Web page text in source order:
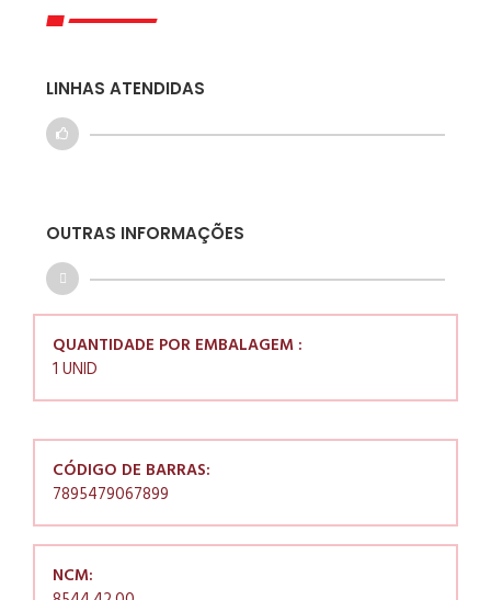
LINHAS ATENDIDAS
OUTRAS INFORMAÇÕES
QUANTIDADE POR EMBALAGEM :
1 UNID
CÓDIGO DE BARRAS:
7895479067899
NCM: